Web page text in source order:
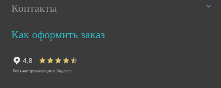
Контакты
Как оформить заказ